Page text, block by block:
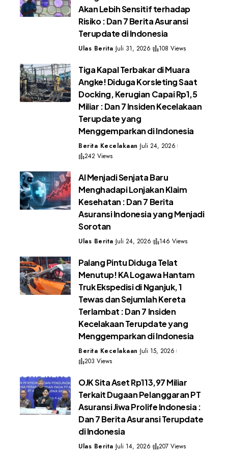
Akan Lebih Sensitif terhadap
Risiko : Dan 7 Berita Asuransi
Terupdate di Indonesia
Ulas Berita Juli 31, 2026 108 Views
Tiga Kapal Terbakar di Muara
Angke! Diduga Korsleting Saat
Docking, Kerugian Capai Rp1,5
Miliar : Dan 7 Insiden Kecelakaan
Terupdate yang
Menggemparkan di Indonesia
Berita Kecelakaan Juli 24, 2026
242 Views
AI Menjadi Senjata Baru
Menghadapi Lonjakan Klaim
Kesehatan : Dan 7 Berita
Asuransi Indonesia yang Menjadi
Sorotan
Ulas Berita Juli 24, 2026 146 Views
Palang Pintu Diduga Telat
Menutup! KA Logawa Hantam
Truk Ekspedisi di Nganjuk, 1
Tewas dan Sejumlah Kereta
Terlambat : Dan 7 Insiden
Kecelakaan Terupdate yang
Menggemparkan di Indonesia
Berita Kecelakaan Juli 15, 2026
203 Views
OJK Sita Aset Rp113,97 Miliar
Terkait Dugaan Pelanggaran PT
Asuransi Jiwa Prolife Indonesia :
Dan 7 Berita Asuransi Terupdate
di Indonesia
Ulas Berita Juli 14, 2026 207 Views